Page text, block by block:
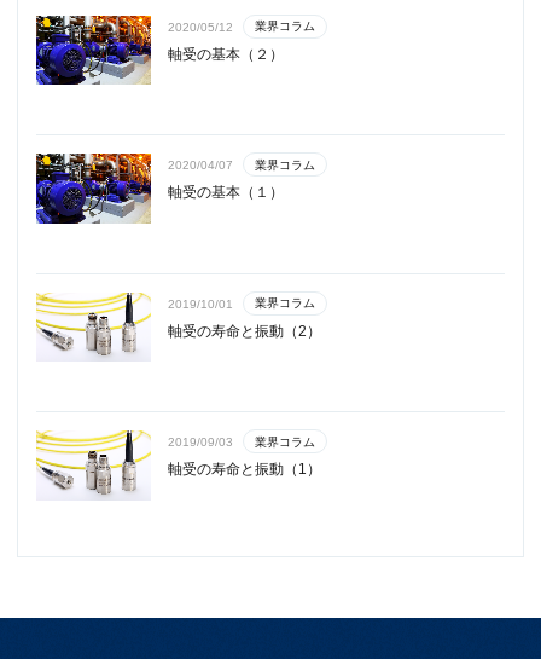
2020/05/12 業界コラム
軸受の基本（２）
2020/04/07 業界コラム
軸受の基本（１）
2019/10/01 業界コラム
軸受の寿命と振動（2）
2019/09/03 業界コラム
軸受の寿命と振動（1）